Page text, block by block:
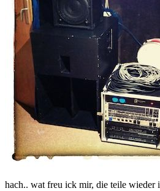
hach.. wat freu ick mir, die teile wieder